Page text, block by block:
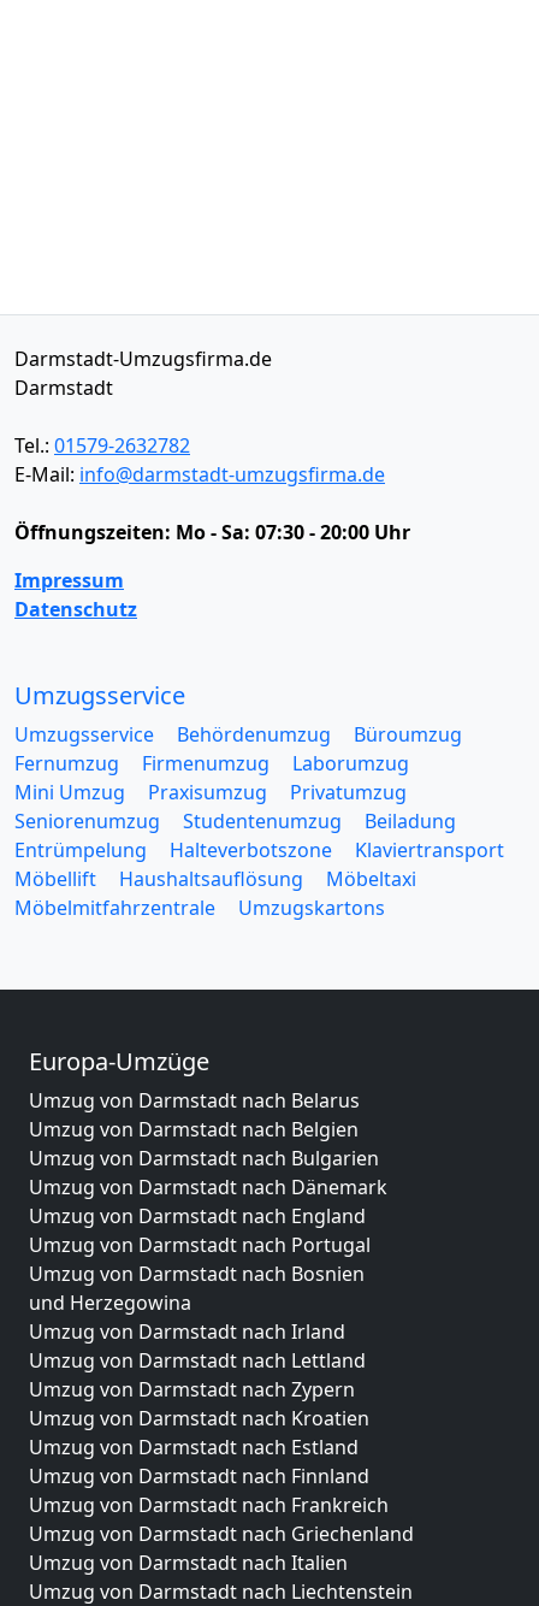
Darmstadt-Umzugsfirma.de
Darmstadt
Tel.: 01579-2632782
E-Mail: info@darmstadt-umzugsfirma.de
Öffnungszeiten: Mo - Sa: 07:30 - 20:00 Uhr
Impressum
Datenschutz
Umzugsservice
Umzugsservice Behördenumzug
Büroumzug
Fernumzug
Firmenumzug
Laborumzug
Mini Umzug
Praxisumzug
Privatumzug
Seniorenumzug
Studentenumzug
Beiladung
Entrümpelung
Halteverbotszone
Klaviertransport
Möbellift
Haushaltsauflösung
Möbeltaxi
Möbelmitfahrzentrale
Umzugskartons
Europa-Umzüge
Umzug von Darmstadt nach Belarus
Umzug von Darmstadt nach Belgien
Umzug von Darmstadt nach Bulgarien
Umzug von Darmstadt nach Dänemark
Umzug von Darmstadt nach England
Umzug von Darmstadt nach Portugal
Umzug von Darmstadt nach Bosnien
und Herzegowina
Umzug von Darmstadt nach Irland
Umzug von Darmstadt nach Lettland
Umzug von Darmstadt nach Zypern
Umzug von Darmstadt nach Kroatien
Umzug von Darmstadt nach Estland
Umzug von Darmstadt nach Finnland
Umzug von Darmstadt nach Frankreich
Umzug von Darmstadt nach Griechenland
Umzug von Darmstadt nach Italien
Umzug von Darmstadt nach Liechtenstein